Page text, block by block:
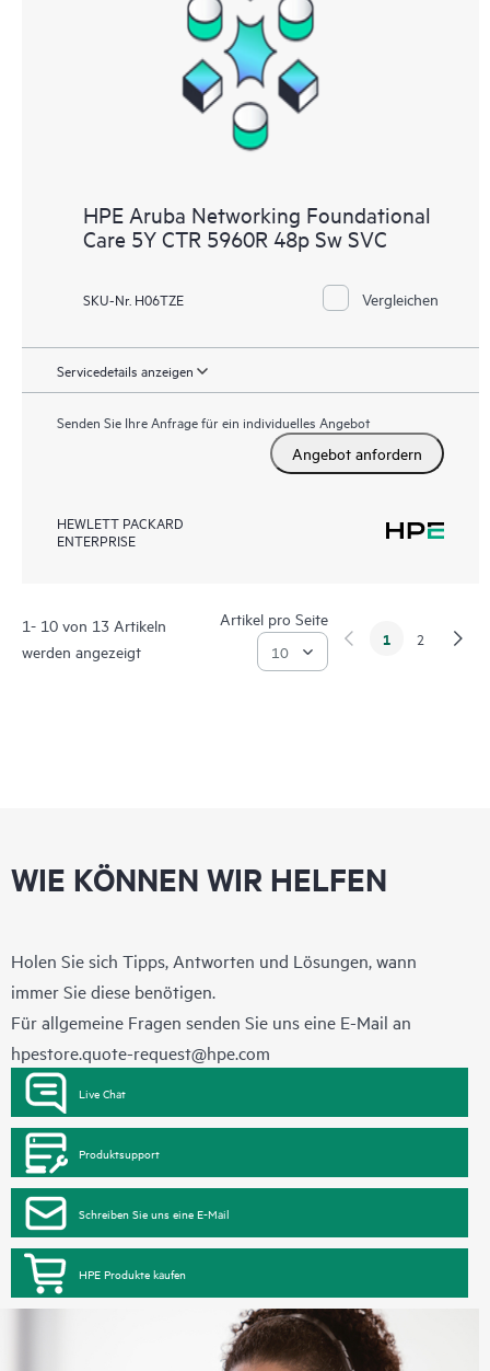
HPE Aruba Networking Foundational
Care 5Y CTR 5960R 48p Sw SVC
SKU-Nr. H06TZE Vergleichen
Servicedetails anzeigen
Senden Sie Ihre Anfrage für ein individuelles Angebot
Angebot anfordern
HEWLETT PACKARD
ENTERPRISE
1- 10 von 13 Artikeln
werden angezeigt
Artikel pro Seite
1 2
WIE KÖNNEN WIR HELFEN
Holen Sie sich Tipps, Antworten und Lösungen, wann
immer Sie diese benötigen.
Für allgemeine Fragen senden Sie uns eine E-Mail an
hpestore.quote-request@hpe.com
Live Chat
Produktsupport
Schreiben Sie uns eine E-Mail
HPE Produkte kaufen